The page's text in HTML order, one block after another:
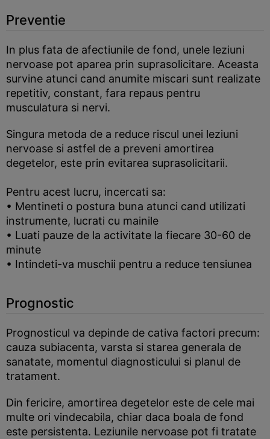
Preventie
In plus fata de afectiunile de fond, unele leziuni
nervoase pot aparea prin suprasolicitare. Aceasta
survine atunci cand anumite miscari sunt realizate
repetitiv, constant, fara repaus pentru
musculatura si nervi.
Singura metoda de a reduce riscul unei leziuni
nervoase si astfel de a preveni amortirea
degetelor, este prin evitarea suprasolicitarii.
Pentru acest lucru, incercati sa:
• Mentineti o postura buna atunci cand utilizati
instrumente, lucrati cu mainile
• Luati pauze de la activitate la fiecare 30-60 de
minute
• Intindeti-va muschii pentru a reduce tensiunea
Prognostic
Prognosticul va depinde de cativa factori precum:
cauza subiacenta, varsta si starea generala de
sanatate, momentul diagnosticului si planul de
tratament.
Din fericire, amortirea degetelor este de cele mai
multe ori vindecabila, chiar daca boala de fond
este persistenta. Leziunile nervoase pot fi tratate